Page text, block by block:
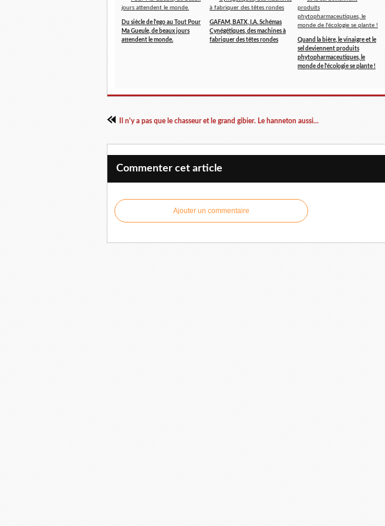
Du siècle de l'ego au Tout Pour
Ma Gueule, de beaux jours
attendent le monde.
GAFAM, BATX, I.A. Schémas
Cynégétiques, des machines à
fabriquer des têtes rondes
Quand la bière, le vinaigre et le
sel deviennent produits
phytopharmaceutiques, le
monde de l'écologie se plante !
Il n'y a pas que le chasseur et le grand gibier. Le hanneton aussi...
Commenter cet article
Ajouter un commentaire